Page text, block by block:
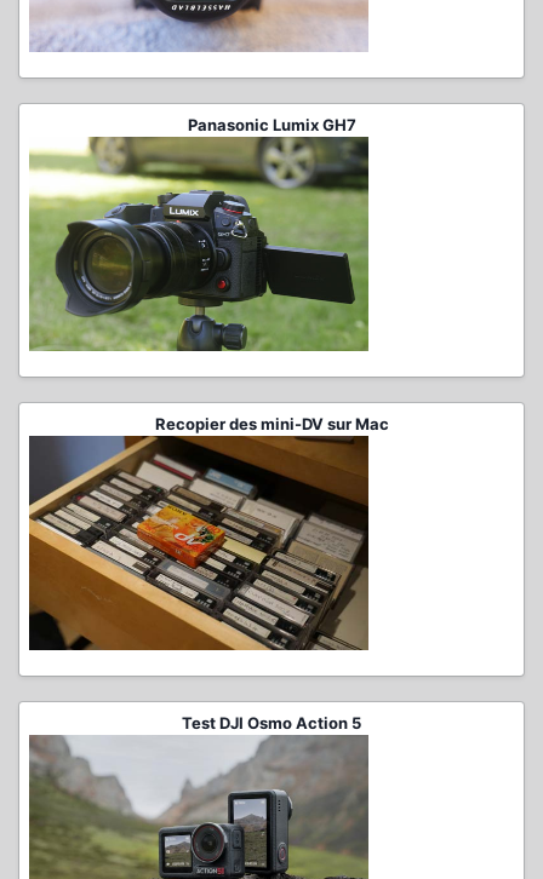
Panasonic Lumix GH7
Recopier des mini-DV sur Mac
Test DJI Osmo Action 5